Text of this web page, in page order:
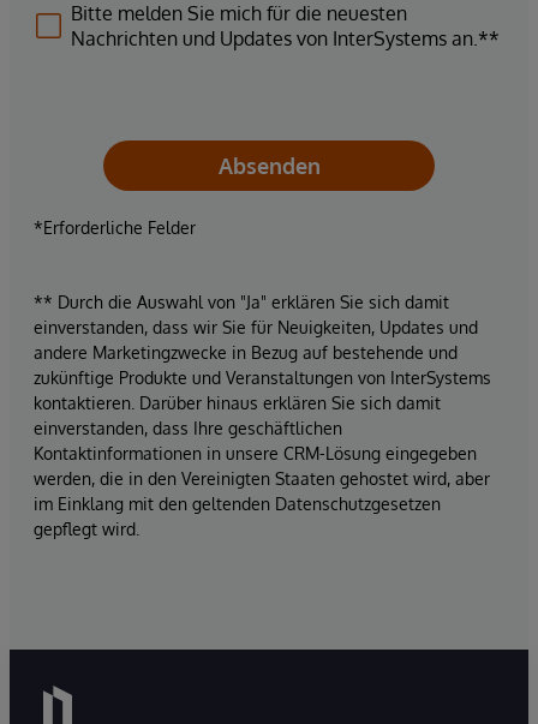
Bitte melden Sie mich für die neuesten
Nachrichten und Updates von InterSystems an.**
Absenden
*Erforderliche Felder
** Durch die Auswahl von "Ja" erklären Sie sich damit
einverstanden, dass wir Sie für Neuigkeiten, Updates und
andere Marketingzwecke in Bezug auf bestehende und
zukünftige Produkte und Veranstaltungen von InterSystems
kontaktieren. Darüber hinaus erklären Sie sich damit
einverstanden, dass Ihre geschäftlichen
Kontaktinformationen in unsere CRM-Lösung eingegeben
werden, die in den Vereinigten Staaten gehostet wird, aber
im Einklang mit den geltenden Datenschutzgesetzen
gepflegt wird.